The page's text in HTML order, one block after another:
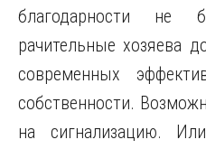
благодарности не
рачительные хозяева
современных
собственности.
на сигнализацию.